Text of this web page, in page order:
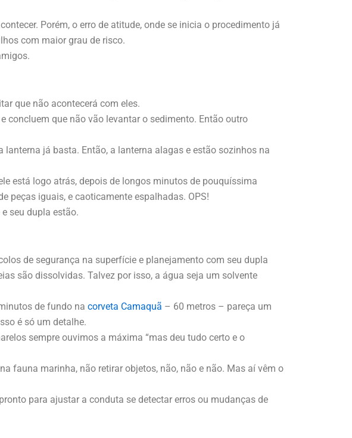
Porém, o erro de atitude, onde se inicia o procedimento já
com maior grau de risco.
que não acontecerá com eles.
que não vão levantar o sedimento. Então outro
já basta. Então, a lanterna alagas e estão sozinhos na
está logo atrás, depois de longos minutos de pouquíssima
peças iguais, e caoticamente espalhadas. OPS!
seu dupla estão.
de segurança na superfície e planejamento com seu dupla
são dissolvidas. Talvez por isso, a água seja um solvente
de fundo na corveta Camaquã – 60 metros – pareça um
é só um detalhe.
sempre ouvimos a máxima “mas deu tudo certo e o
fauna marinha, não retirar objetos, não, não e não. Mas aí vêm o
para ajustar a conduta se detectar erros ou mudanças de